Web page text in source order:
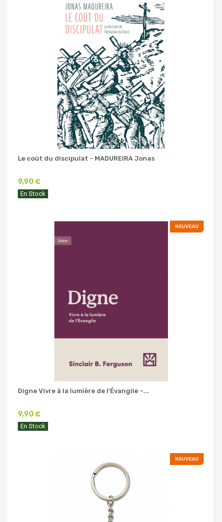
Le coût du discipulat - MADUREIRA Jonas
9,90 €
En Stock
NOUVEAU
Digne Vivre à la lumière de l'Évangile -...
9,90 €
En Stock
NOUVEAU